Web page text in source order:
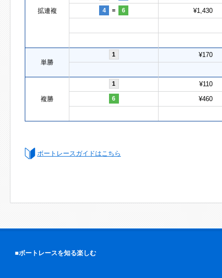
拡連複 4 = 6 ¥1,430
単勝
1 ¥170
複勝
1 ¥110
6 ¥460
ボートレースガイドはこちら
■ボートレースを知る楽しむ